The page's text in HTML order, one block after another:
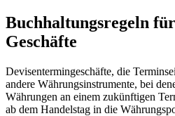
Buchhaltungsregeln
Geschäfte
Devisentermingeschäfte, die
andere Währungsinstrumente, bei
Währungen an einem zukünftigen
ab dem Handelstag in die